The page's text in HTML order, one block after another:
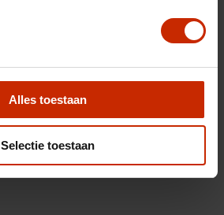
Alles toestaan
Selectie toestaan